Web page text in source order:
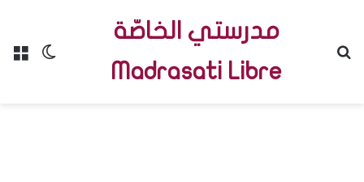
Menu
مدرستي الخاصّة
Madrasati Libre